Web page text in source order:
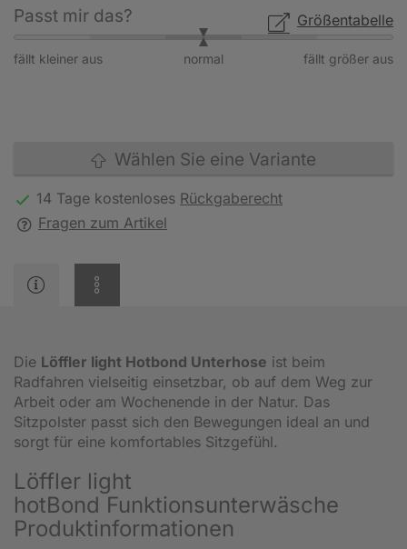
Größentabelle
Passt mir das?
fällt kleiner aus fällt größer aus
normal
Wählen Sie eine Variante
14 Tage kostenloses Rückgaberecht
Fragen zum Artikel
Die Löffler light Hotbond Unterhose ist beim
Radfahren vielseitig einsetzbar, ob auf dem Weg zur
Arbeit oder am Wochenende in der Natur. Das
Sitzpolster passt sich den Bewegungen ideal an und
sorgt für eine komfortables Sitzgefühl.
Löffler light
hotBond Funktionsunterwäsche
Produktinformationen